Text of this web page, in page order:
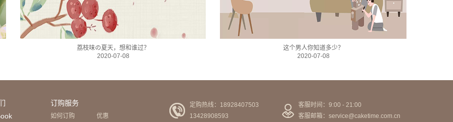
荔枝味の夏天，想和谁过？
2020-07-08
这个男人你知道多少？
2020-07-08
订购服务
如何订购 优惠
定购热线：18928407503
13428908593
客服时间：9:00 - 21:00
客服邮箱：service@caketime.com.cn